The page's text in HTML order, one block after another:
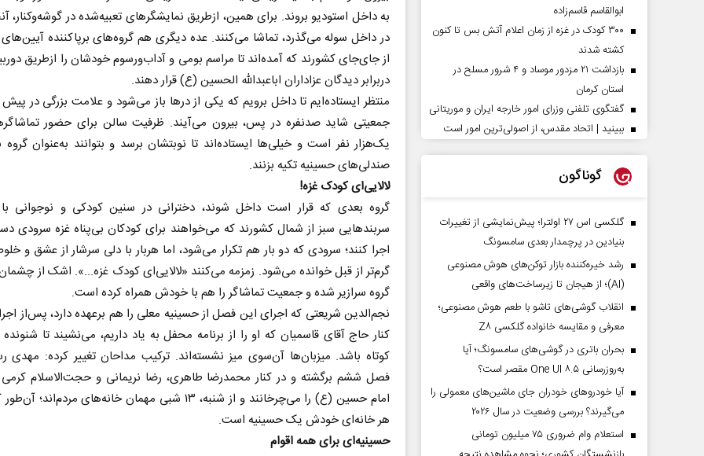
به داخل استودیو بروند. برای همین، ازطریق نمایشگر‌های تعبیه‌شده در گوشه‌وکنار،
در داخل سوله می‌گذرد، تماشا می‌کنند. عده دیگری هم گروه‌های برپاکننده آیین‌های
از جای‌جای کشورند که آمده‌اند تا مراسم بومی و آداب‌ورسوم خودشان را ازطریق
دربرابر دیدگان عزاداران اباعبدالله الحسین (ع) قرار دهند.
منتظر ایستاده‌ایم تا داخل برویم که یکی از در‌ها باز می‌شود و علامت بزرگی در پیش
جمعیتی شاید صدنفره در پس، بیرون می‌آیند. ظرفیت سالن برای حضور
یک‌هزار نفر است و خیلی‌ها ایستاده‌اند تا نوبتشان برسد و بتوانند به‌عنوان
صندلی‌های حسینیه تکیه بزنند.
لالایی‌ای کودک غزه!
گروه بعدی که قرار است داخل شوند، دخترانی در سنین کودکی و نوجوانی
سربند‌هایی سبز از شمال کشورند که می‌خواهند برای کودکان بی‌پناه غزه سرودی
اجرا کنند؛ سرودی که دو بار هم تکرار می‌شود، اما هربار با دلی سرشار از عشق و
گرم‌تر از قبل خوانده می‌شود. زمزمه می‌کنند «لالایی‌ای کودک غزه...». اشک از
گروه سرازیر شده و جمعیت تماشاگر را هم با خودش همراه کرده است.
نجم‌الدین شریعتی که اجرای این فصل از حسینیه معلی را هم برعهده دارد، پس‌از
کنار حاج آقای قاسمیان که او را از برنامه محفل به یاد داریم، می‌نشیند تا
کوتاه باشد. میزبان‌ها آن‌سوی میز نشسته‌اند. ترکیب مداحان تغییر کرده: مهدی
فصل ششم برگشته و در کنار محمدرضا طاهری، رضا نریمانی و حجت‌الاسلام
امام حسین (ع) را می‌چرخانند و از شنبه، ۱۳ شبی مهمان خانه‌های
هر خانه‌ای خودش یک حسینیه است.
حسینیه‌ای برای همه اقوام
ابوالقاسم قاسم‌زاده
۳۰۰ کودک در غزه از زمان اعلام آتش بس تا کنون
کشته شدند
بازداشت ۲۱ مزدور موساد و ۴ شرور مسلح در
استان کرمان
گفتگوی تلفنی وزرای امور خارجه ایران و موریتانی
ببینید | اتحاد مقدس، از اصولی‌ترین امور است
گوناگون
گلکسی اس ۲۷ اولترا؛ پیش‌نمایشی از تغییرات
بنیادین در پرچمدار بعدی سامسونگ
رشد خیره‌کننده بازار توکن‌های هوش مصنوعی
(AI)؛ از هیجان تا زیرساخت‌های واقعی
انقلاب گوشی‌های تاشو‌ با طعم هوش مصنوعی؛
معرفی و مقایسه خانواده گلکسی Z۸
بحران باتری در گوشی‌های سامسونگ؛ آیا
به‌روزرسانی One UI ۸.۵ مقصر است؟
آیا خودروهای خودران جای ماشین‌های معمولی را
می‌گیرند؟ بررسی وضعیت در سال ۲۰۲۶
استعلام وام ضروری ۷۵ میلیون تومانی